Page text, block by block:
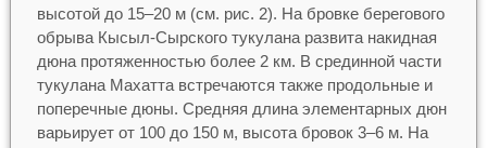
высотой до 15–20 м (см. рис. 2). На бровке берегового
обрыва Кысыл-Сырского тукулана развита накидная
дюна протяженностью более 2 км. В срединной части
тукулана Махатта встречаются также продольные и
поперечные дюны. Средняя длина элементарных дюн
варьирует от 100 до 150 м, высота бровок 3–6 м. На